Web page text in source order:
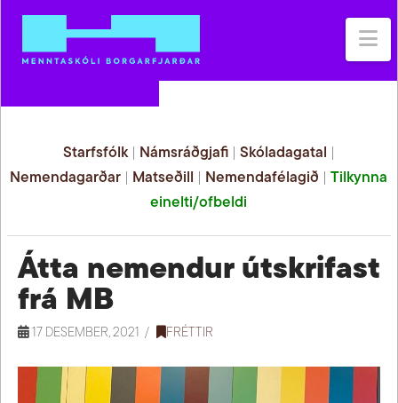
Starfsfólk| Námsráðgjafi| Skóladagatal
Nemendagarðar
Matseðill Nemendafélagið |Tilkynna
einelti/ofbeldi
Átta nemendur útskrifast
frá MB
17 DESEMBER, 2021 FRÉTTIR